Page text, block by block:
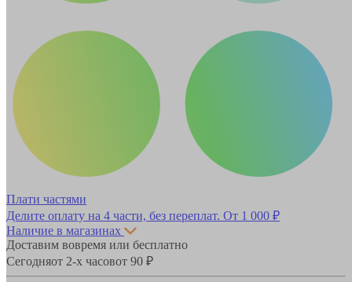
Плати частями
Делите оплату на 4 части, без переплат. От 1 000 ₽
Наличие в магазинах
Доставим вовремя или бесплатно
Сегодняот 2-х часовот 90 ₽